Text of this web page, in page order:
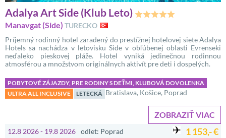
Adalya Art Side (Klub Leto)
Manavgat (Side) TURECKO
Príjemný rodinný hotel zaradený do prestížnej hotelovej siete Adalya
Hotels sa nachádza v letovisku Side v obľúbenej oblasti Evrenseki
neďaleko pieskovej pláže. Hotel vyniká jedinečnou rodinnou
atmosférou a množstvom originálnych aktivít pre deti i dospelých.
POBYTOVÉ ZÁJAZDY, PRE RODINY S DEŤMI, KLUBOVÁ DOVOLENKA
ULTRA ALL INCLUSIVE
LETECKÁ Bratislava, Košice, Poprad
ZOBRAZIŤ VIAC
12.8 2026 - 19.8 2026 odlet: Poprad 1 153,- €